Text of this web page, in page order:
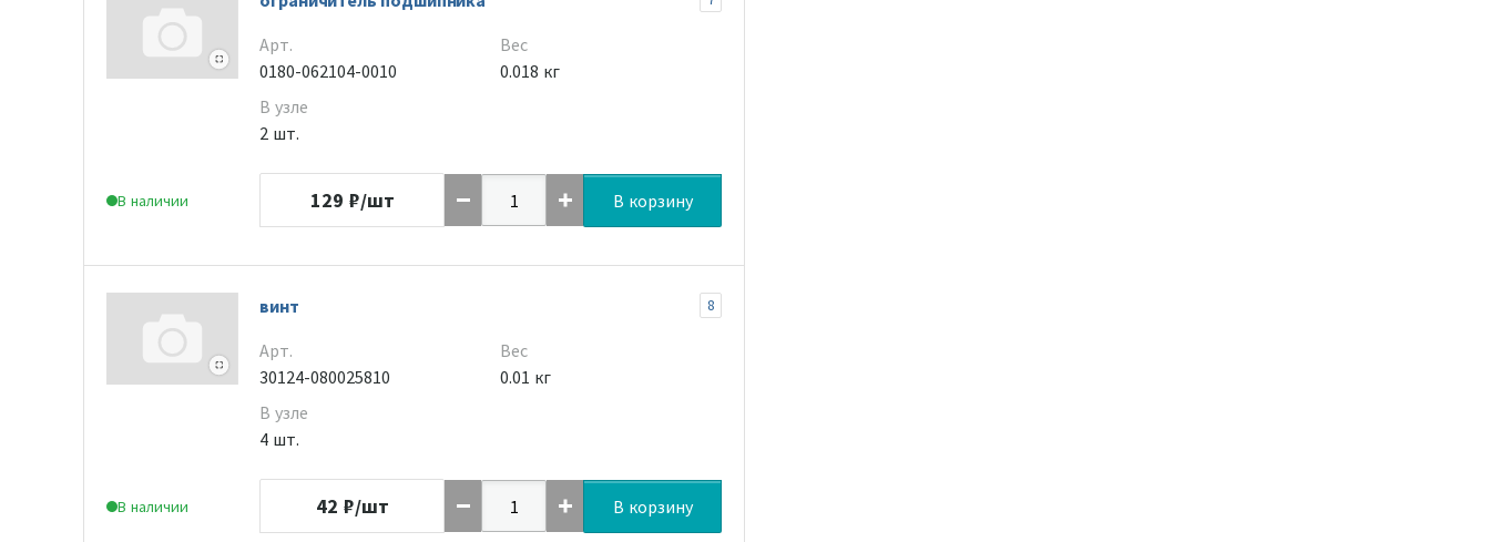
В наличии
Арт.
0180-062104-0010
В узле
2 шт.
Вес
0.018 кг
129 ₽/шт В корзину
В наличии
винт 8
Арт.
30124-080025810
В узле
4 шт.
Вес
0.01 кг
42 ₽/шт В корзину